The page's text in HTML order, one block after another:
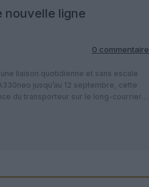
nouvelle ligne
0 commentaire
liaison quotidienne et sans escale
jusqu’au 12 septembre, cette
du transporteur sur le long-courrier